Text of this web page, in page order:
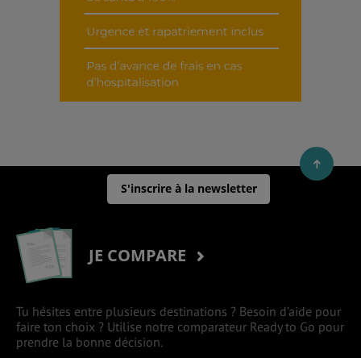
S'inscrire à la newsletter
JE COMPARE
Tu hésites entre plusieurs destinations ? Besoin d’aide pour
faire ton choix ? Utilise notre comparateur Ready to Go pour
prendre la bonne décision.